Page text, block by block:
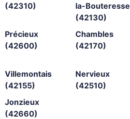
(42310)
la-Bouteresse
(42130)
Précieux
(42600)
Chambles
(42170)
Villemontais
(42155)
Nervieux
(42510)
Jonzieux
(42660)